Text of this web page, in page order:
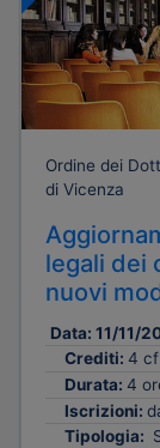
Ordine dei
di Vicenza
legali dei
nuovi
Data: 11/11/
Crediti: 4
Durata: 4
Iscrizioni:
Tipologia: